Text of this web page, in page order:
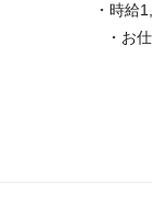
・時給
・お